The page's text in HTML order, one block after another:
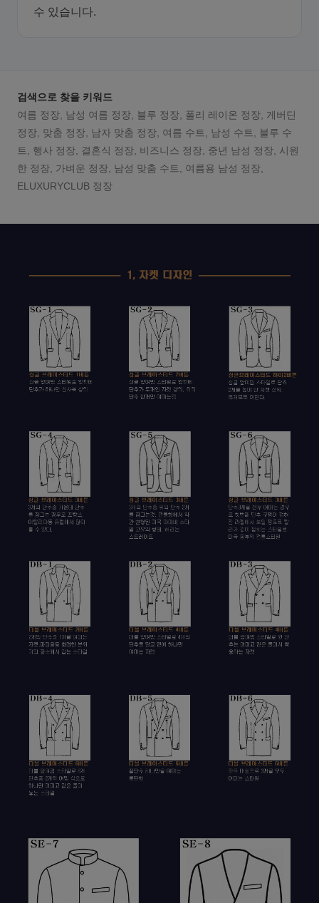
수 있습니다.
검색으로 찾을 키워드
여름 정장, 남성 여름 정장, 블루 정장, 폴리 레이온 정장, 게버딘
정장, 맞춤 정장, 남자 맞춤 정장, 여름 수트, 남성 수트, 블루 수
트, 행사 정장, 결혼식 정장, 비즈니스 정장, 중년 남성 정장, 시원
한 정장, 가벼운 정장, 남성 맞춤 수트, 여름용 남성 정장,
ELUXURYCLUB 정장